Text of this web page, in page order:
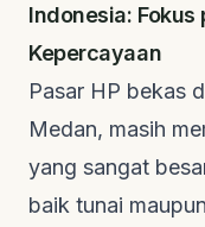
Indonesia:
Kepercayaan
Pasar HP bekas
Medan, masih
yang sangat
baik tunai